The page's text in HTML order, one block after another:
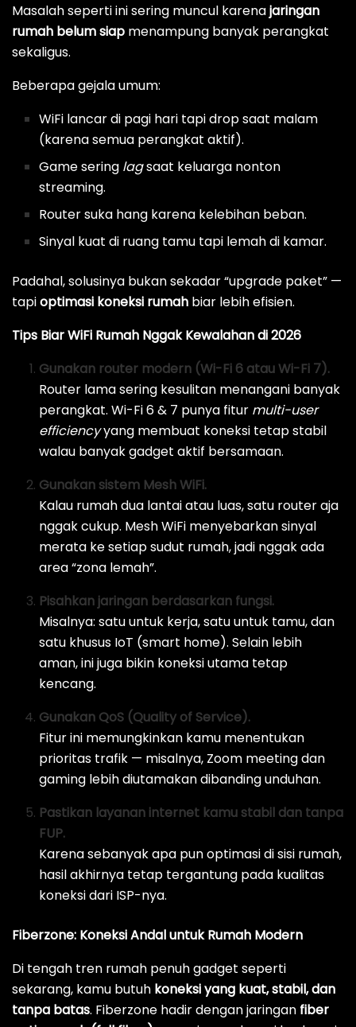
Masalah seperti ini sering muncul karenajaringan
rumah belum siap menampung banyak perangkat
sekaligus.
Beberapa gejala umum:
WiFi lancar di pagi hari tapi drop saat malam
(karena semua perangkat aktif).
Game sering lagsaat keluarga nonton
streaming.
Router suka hang karena kelebihan beban.
Sinyal kuat di ruang tamu tapi lemah di kamar.
Padahal, solusinya bukan sekadar “upgrade paket” —
tapioptimasi koneksi rumah biar lebih efisien.
Tips Biar WiFi Rumah Nggak Kewalahan di 2026
Gunakan router modern (Wi-Fi 6 atau Wi-Fi 7).
Router lama sering kesulitan menangani banyak
perangkat. Wi-Fi 6 & 7 punya fitur multi-user
efficiencyyang membuat koneksi tetap stabil
walau banyak gadget aktif bersamaan.
Gunakan sistem Mesh WiFi.
Kalau rumah dua lantai atau luas, satu router aja
nggak cukup. Mesh WiFi menyebarkan sinyal
merata ke setiap sudut rumah, jadi nggak ada
area “zona lemah”.
Pisahkan jaringan berdasarkan fungsi.
Misalnya: satu untuk kerja, satu untuk tamu, dan
satu khusus IoT (smart home). Selain lebih
aman, ini juga bikin koneksi utama tetap
kencang.
Gunakan QoS (Quality of Service).
Fitur ini memungkinkan kamu menentukan
prioritas trafik — misalnya, Zoom meeting dan
gaming lebih diutamakan dibanding unduhan.
Pastikan layanan internet kamu stabil dan tanpa
FUP.
Karena sebanyak apa pun optimasi di sisi rumah,
hasil akhirnya tetap tergantung pada kualitas
koneksi dari ISP-nya.
Fiberzone: Koneksi Andal untuk Rumah Modern
Di tengah tren rumah penuh gadget seperti
sekarang, kamu butuh koneksi yang kuat, stabil, dan
tanpa batas. Fiberzone hadir dengan jaringan fiber